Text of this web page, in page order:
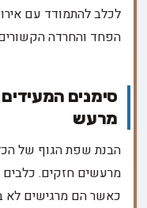
לכלב להתמודד עם
הפחד והחרדה
סימנים
מרעש
הבנת שפת הגוף של
מרעשים חזקים. כלבים
כאשר הם מרגישים לא